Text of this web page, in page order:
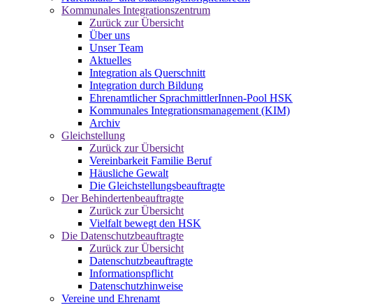
Kommunales Integrationszentrum
Zurück zur Übersicht
Über uns
Unser Team
Aktuelles
Integration als Querschnitt
Integration durch Bildung
Ehrenamtlicher SprachmittlerInnen-Pool HSK
Kommunales Integrationsmanagement (KIM)
Archiv
Gleichstellung
Zurück zur Übersicht
Vereinbarkeit Familie Beruf
Häusliche Gewalt
Die Gleichstellungsbeauftragte
Der Behindertenbeauftragte
Zurück zur Übersicht
Vielfalt bewegt den HSK
Die Datenschutzbeauftragte
Zurück zur Übersicht
Datenschutzbeauftragte
Informationspflicht
Datenschutzhinweise
Vereine und Ehrenamt